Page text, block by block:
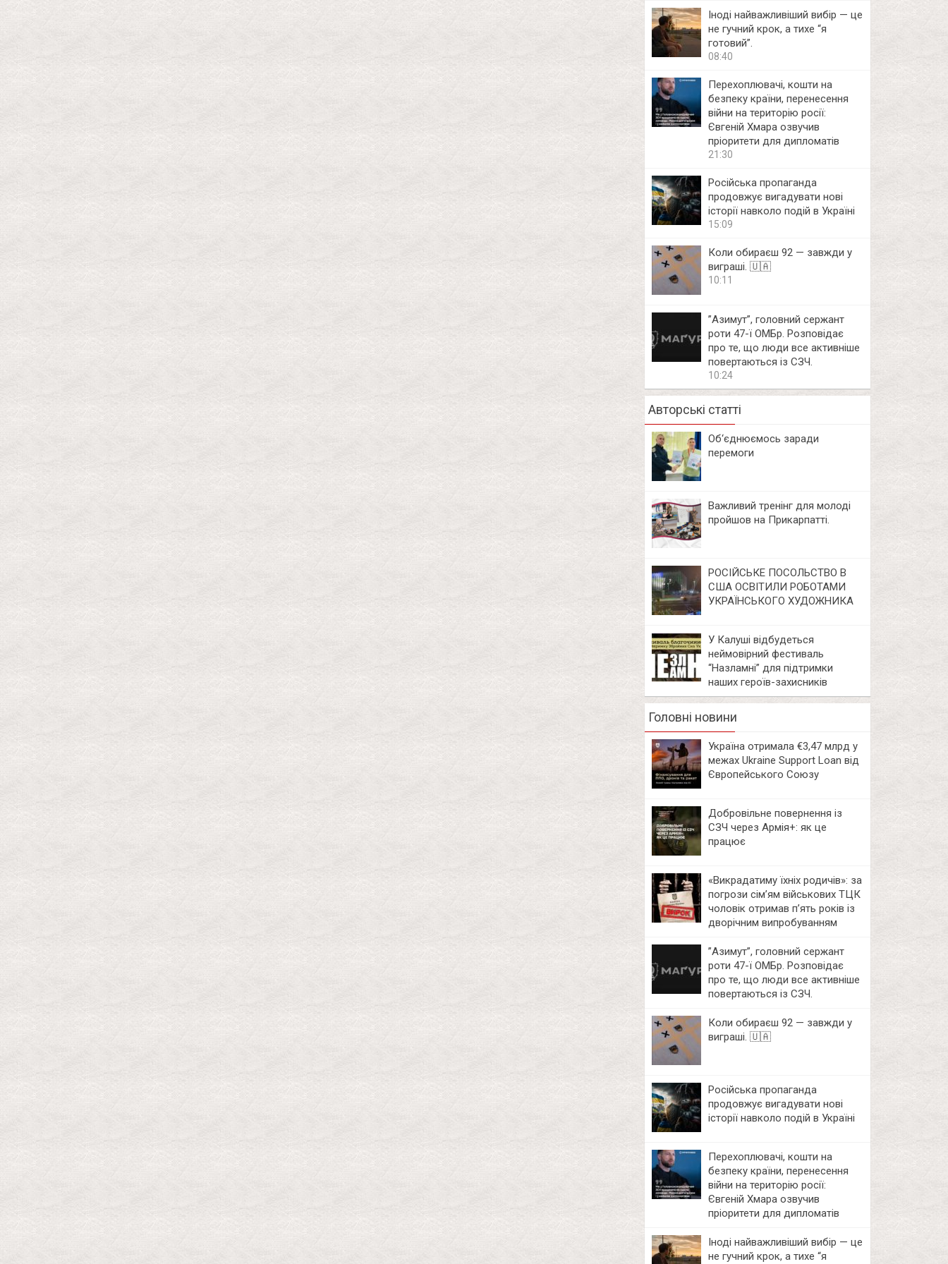
Іноді найважливіший вибір — це
не гучний крок, а тихе “я
готовий”.
08:40
Перехоплювачі, кошти на
безпеку країни, перенесення
війни на територію росії:
Євгеній Хмара озвучив
пріоритети для дипломатів
21:30
Російська пропаганда
продовжує вигадувати нові
історії навколо подій в Україні
15:09
Коли обираєш 92 — завжди у
виграші. 🇺🇦
10:11
⁨”Азимут”, головний сержант
роти 47-ї ОМБр. Розповідає
про те, що люди все активніше
повертаються із СЗЧ.
10:24
Авторські статті
Об‘єднюємось заради
перемоги
Важливий тренінг для молоді
пройшов на Прикарпатті.
РОСІЙСЬКЕ ПОСОЛЬСТВО В
США ОСВІТИЛИ РОБОТАМИ
УКРАЇНСЬКОГО ХУДОЖНИКА
У Калуші відбудеться
неймовірний фестиваль
“Назламні” для підтримки
наших героїв-захисників
Головні новини
Україна отримала €3,47 млрд у
межах Ukraine Support Loan від
Європейського Союзу
Добровільне повернення із
СЗЧ через Армія+: як це
працює
«Викрадатиму їхніх родичів»: за
погрози сім’ям військових ТЦК
чоловік отримав п’ять років із
дворічним випробуванням
⁨”Азимут”, головний сержант
роти 47-ї ОМБр. Розповідає
про те, що люди все активніше
повертаються із СЗЧ.
Коли обираєш 92 — завжди у
виграші. 🇺🇦
Російська пропаганда
продовжує вигадувати нові
історії навколо подій в Україні
Перехоплювачі, кошти на
безпеку країни, перенесення
війни на територію росії:
Євгеній Хмара озвучив
пріоритети для дипломатів
Іноді найважливіший вибір — це
не гучний крок, а тихе “я